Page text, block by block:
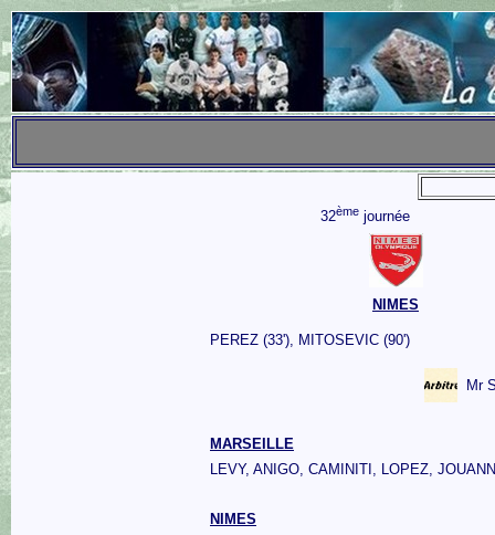
32èmejournée
NIMES
PEREZ (33'), MITOSEVIC (90')
Mr
MARSEILLE
LEVY, ANIGO, CAMINITI, LOPEZ,
NIMES